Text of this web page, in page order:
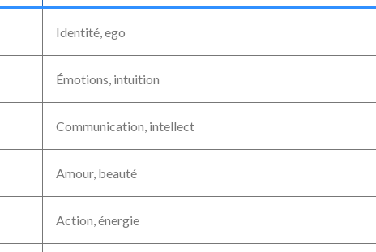
Identité, ego
Émotions, intuition
Communication, intellect
Amour, beauté
Action, énergie